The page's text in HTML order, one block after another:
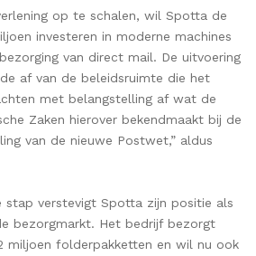
op te schalen, wil Spotta de
investeren in moderne machines
van direct mail. De uitvoering
af van de beleidsruimte die het
met belangstelling af wat de
Zaken hierover bekendmaakt bij de
van de nieuwe Postwet,” aldus
stap verstevigt Spotta zijn positie als
bezorgmarkt. Het bedrijf bezorgt
miljoen folderpakketten en wil nu ook